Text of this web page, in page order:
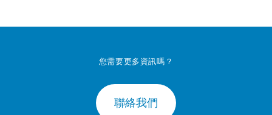
Control, Common Rail
EMR4 - EDC 17 CV56,
Electronic Diesel
Control, Common Rail
您需要更多資訊嗎？
聯絡我們